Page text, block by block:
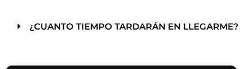
¿CUANTO TIEMPO TARDARÁN EN LLEGARME?